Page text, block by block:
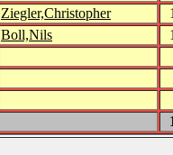
Ziegler,Christopher
Boll,Nils